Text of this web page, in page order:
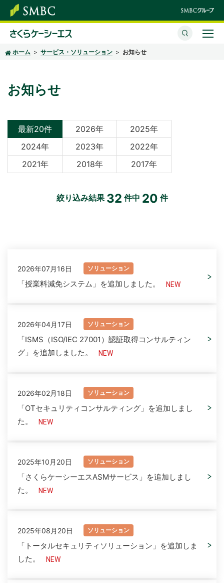
ホーム サービス・ソリューション お知らせ
お知らせ
最新20件 2026年
2025年
2024年
2023年
2022年
2021年
2018年 2017年
絞り込み結果 32 件中 20 件
2026年07月16日 ソリューション
「授業料減免システム」を追加しました。
2026年04月17日 ソリューション
「ISMS（ISO/IEC 27001）認証取得コンサルティン
グ」を追加しました。
2026年02月18日 ソリューション
「OTセキュリティコンサルティング」を追加しまし
た。
2025年10月20日 ソリューション
「さくらケーシーエスASMサービス」を追加しまし
た。
2025年08月20日 ソリューション
「トータルセキュリティソリューション」を追加しま
した。
さくらケーシーエスとは
株主・投資家情報
サステナビリティ
企業情報